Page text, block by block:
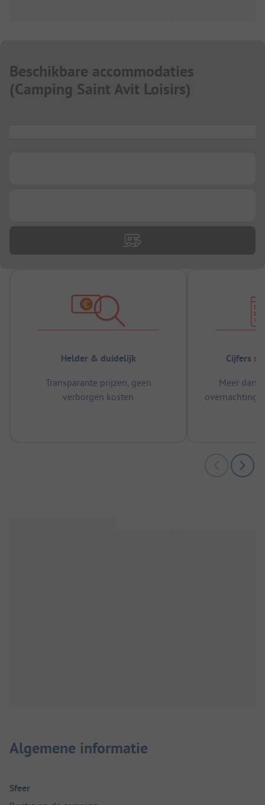
Beschikbare accommodaties
(Camping Saint Avit Loisirs)
Helder & duidelijk
Transparante prijzen, geen
verborgen kosten
Cijfers
Meer dan
Algemene informatie
Sfeer